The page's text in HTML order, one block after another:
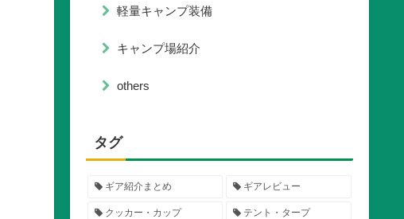
軽量キャンプ装備
キャンプ場紹介
others
タグ
ギア紹介まとめ ギアレビュー
クッカー・カップ テント・タープ